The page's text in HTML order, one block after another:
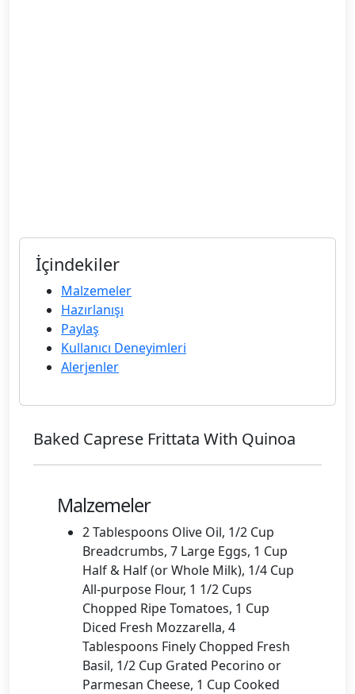
İçindekiler
Malzemeler
Hazırlanışı
Paylaş
Kullanıcı Deneyimleri
Alerjenler
Baked Caprese Frittata With Quinoa
Malzemeler
2 Tablespoons Olive Oil, 1/2 Cup
Breadcrumbs, 7 Large Eggs, 1 Cup
Half & Half (or Whole Milk), 1/4 Cup
All-purpose Flour, 1 1/2 Cups
Chopped Ripe Tomatoes, 1 Cup
Diced Fresh Mozzarella, 4
Tablespoons Finely Chopped Fresh
Basil, 1/2 Cup Grated Pecorino or
Parmesan Cheese, 1 Cup Cooked